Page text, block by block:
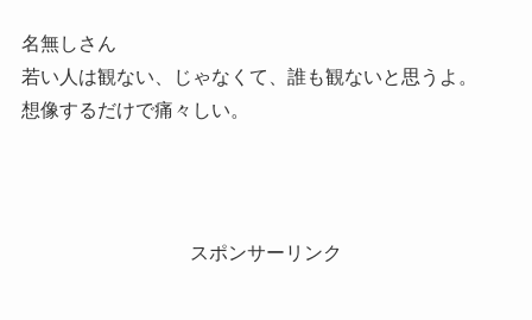
名無しさん
若い人は観ない、じゃなくて、誰も観ないと思うよ。
想像するだけで痛々しい。
スポンサーリンク